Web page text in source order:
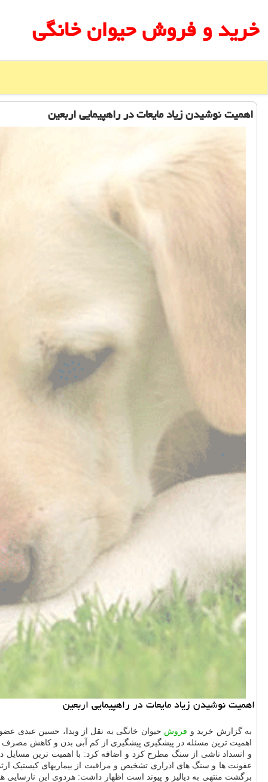
خرید و فروش حیوان خانگی
اهمیت نوشیدن زیاد مایعات در راهپیمایی اربعین
اهمیت نوشیدن زیاد مایعات در راهپیمایی اربعین
به گزارش خرید و فروش حیوان خانگی به نقل از وبدا، حسین عبدی
اهمیت ترین مسئله در پیشگیری پیشگیری از کم آبی بدن و کاهش مصرف
و انسداد ناشی از سنگ مطرح کرد و اضافه کرد: با اهمیت ترین
عفونت ها و سنگ های ادراری تشخیص و مراقبت از بیماریهای کیستیک
برگشت منتهی به دیالیز و پیوند است اظهار داشت: هردوی این